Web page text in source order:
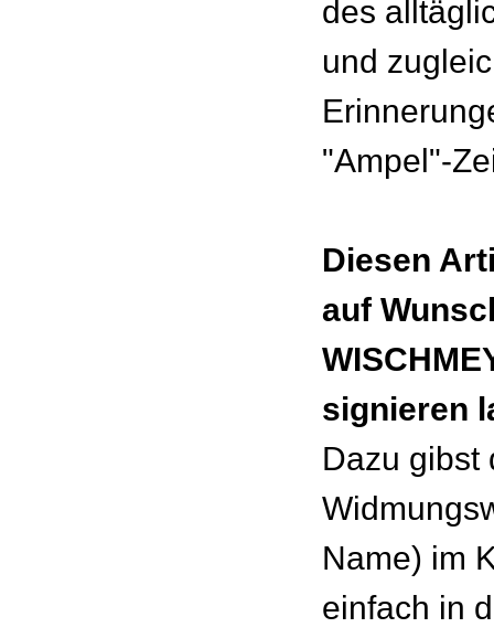
des
und
"Ampel"-
Diesen
auf
signieren
Dazu gibst
Name) im
einfach in